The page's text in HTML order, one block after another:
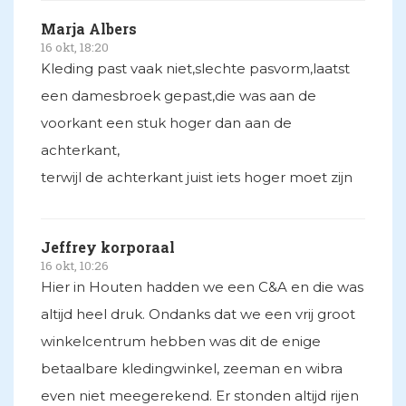
Marja Albers
16 okt, 18:20
Kleding past vaak niet,slechte pasvorm,laatst
een damesbroek gepast,die was aan de
voorkant een stuk hoger dan aan de
achterkant,
terwijl de achterkant juist iets hoger moet zijn
Jeffrey korporaal
16 okt, 10:26
Hier in Houten hadden we een C&A en die was
altijd heel druk. Ondanks dat we een vrij groot
winkelcentrum hebben was dit de enige
betaalbare kledingwinkel, zeeman en wibra
even niet meegerekend. Er stonden altijd rijen